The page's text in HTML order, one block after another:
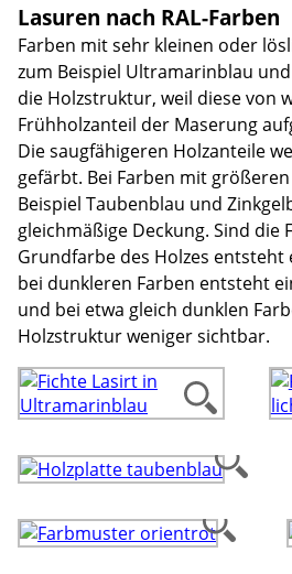
Lasuren nach RAL-Farben
Farben mit sehr kleinen oder
zum Beispiel Ultramarinblau
die Holzstruktur, weil diese von
Frühholzanteil der Maserung
Die saugfähigeren Holzanteile
gefärbt. Bei Farben mit
Beispiel Taubenblau und
gleichmäßige Deckung. Sind die
Grundfarbe des Holzes entsteht
bei dunkleren Farben entsteht
und bei etwa gleich dunklen
Holzstruktur weniger sichtbar.